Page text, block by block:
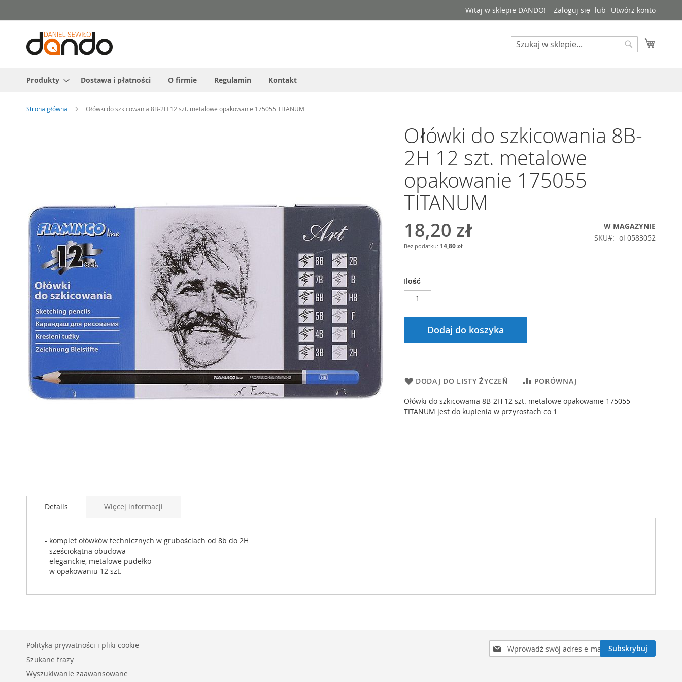
do
treści
Witaj w sklepie DANDO! Zaloguj się Utwórz konto
Search
Produkty Dostawa i płatności O firmie Regulamin Kontakt
Strona główna Ołówki do szkicowania 8B-2H 12 szt. metalowe opakowanie 175055 TITANUM
na
początek
Ołówki do szkicowania 8B-
2H 12 szt. metalowe
opakowanie 175055
TITANUM
18,20 zł
14,80 zł
W MAGAZYNIE
SKU
ol 0583052
Ilość
Dodaj do koszyka
DODAJ DO LISTY ŻYCZEŃ PORÓWNAJ
Ołówki do szkicowania 8B-2H 12 szt. metalowe opakowanie 175055
TITANUM jest do kupienia w przyrostach co 1
Details
- komplet ołówków technicznych w grubościach od 8b do 2H
- sześciokątna obudowa
- eleganckie, metalowe pudełko
- w opakowaniu 12 szt.
Więcej informacji
Subskrybuj
nasz
Subskrybuj
Polityka prywatności i pliki cookie
Szukane frazy
Wyszukiwanie zaawansowane